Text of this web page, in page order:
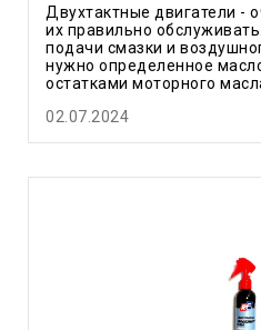
Двухтактные двигатели -
их правильно
подачи смазки и
нужно определенное
остатками моторного
02.07.2024